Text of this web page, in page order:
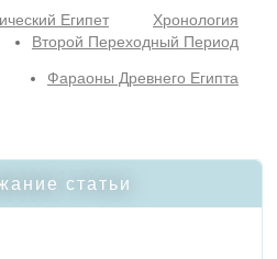
Хронология
Египет
Второй Переходный Период
Фараоны Древнего Египта
статьи